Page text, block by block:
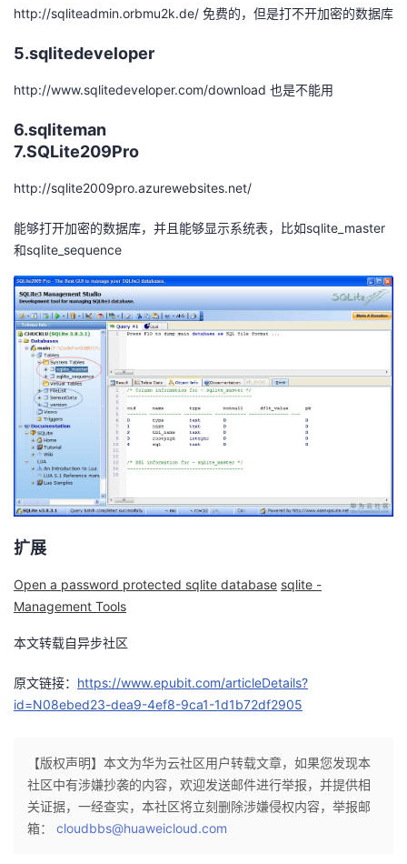
者
我
的
课
程
我
的
认
证
我
的
实
验
我
的
收
藏
持
的
技
术
支
持
我
的
云
声
建
议
http://sqliteadmin.orbmu2k.de/ 免费的，但是打不开加密的数据库
5.sqlitedeveloper
http://www.sqlitedeveloper.com/download 也是不能用
6.sqliteman
7.SQLite209Pro
http://sqlite2009pro.azurewebsites.net/
能够打开加密的数据库，并且能够显示系统表，比如sqlite_master
和sqlite_sequence
扩展
Open a password protected sqlite database sqlite -
Management Tools
本文转载自异步社区
原文链接： https://www.epubit.com/articleDetails?
id=N08ebed23-dea9-4ef8-9ca1-1d1b72df2905
【版权声明】本文为华为云社区用户转载文章，如果您发现本
社区中有涉嫌抄袭的内容，欢迎发送邮件进行举报，并提供相
关证据，一经查实，本社区将立刻删除涉嫌侵权内容，举报邮
箱： cloudbbs@huaweicloud.com